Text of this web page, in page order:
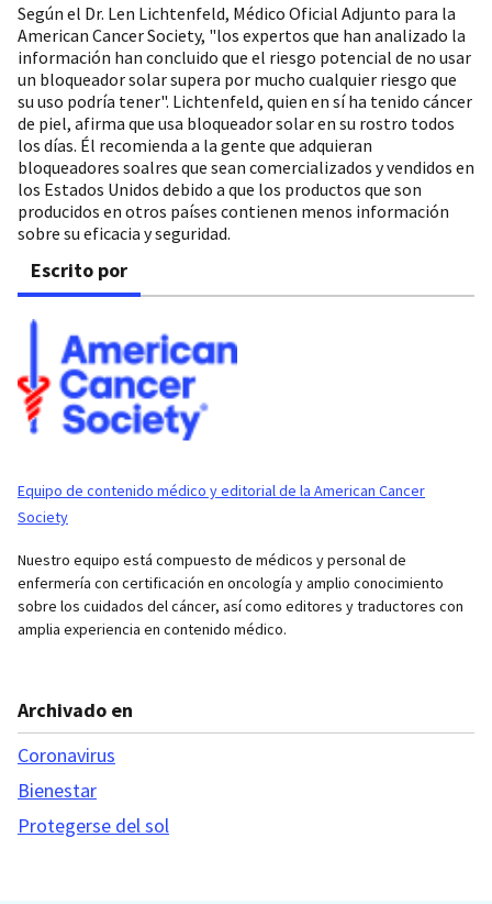
Archivado en
Coronavirus
Bienestar
Protegerse del sol
Según el Dr. Len Lichtenfeld, Médico Oficial Adjunto para la
American Cancer Society, "los expertos que han analizado la
información han concluido que el riesgo potencial de no usar
un bloqueador solar supera por mucho cualquier riesgo que
su uso podría tener". Lichtenfeld, quien en sí ha tenido cáncer
de piel, afirma que usa bloqueador solar en su rostro todos
los días. Él recomienda a la gente que adquieran
bloqueadores soalres que sean comercializados y vendidos en
los Estados Unidos debido a que los productos que son
producidos en otros países contienen menos información
sobre su eficacia y seguridad.
Escrito por
Equipo de contenido médico y editorial de la American Cancer
Society
Nuestro equipo está compuesto de médicos y personal de
enfermería con certificación en oncología y amplio conocimiento
sobre los cuidados del cáncer, así como editores y traductores con
amplia experiencia en contenido médico.